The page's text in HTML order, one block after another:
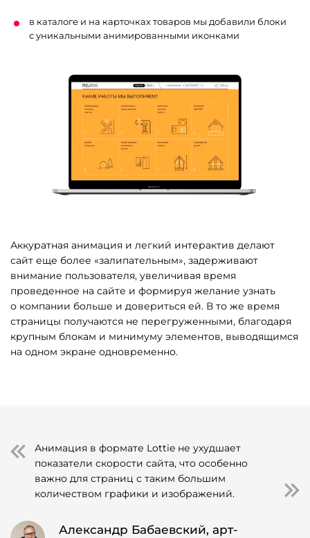
в каталоге и на карточках товаров мы добавили блоки
с уникальными анимированными иконками
Аккуратная анимация и легкий интерактив делают
сайт еще более «залипательным», задерживают
внимание пользователя, увеличивая время
проведенное на сайте и формируя желание узнать
о компании больше и довериться ей. В то же время
страницы получаются не перегруженными, благодаря
крупным блокам и минимуму элементов, выводящимся
на одном экране одновременно.
Анимация в формате Lottie не ухудшает
показатели скорости сайта, что особенно
важно для страниц с таким большим
количеством графики и изображений.
Александр Бабаевский, арт-